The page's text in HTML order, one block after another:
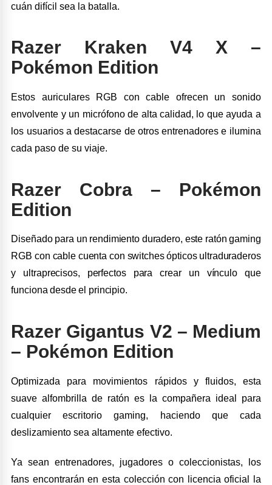
cuán difícil sea la batalla.
Razer Kraken V4 X –
Pokémon Edition
Estos auriculares RGB con cable ofrecen un sonido
envolvente y un micrófono de alta calidad, lo que ayuda a
los usuarios a destacarse de otros entrenadores e ilumina
cada paso de su viaje.
Razer Cobra – Pokémon
Edition
Diseñado para un rendimiento duradero, este ratón gaming
RGB con cable cuenta con switches ópticos ultraduraderos
y ultraprecisos, perfectos para crear un vínculo que
funciona desde el principio.
Razer Gigantus V2 – Medium
– Pokémon Edition
Optimizada para movimientos rápidos y fluidos, esta
suave alfombrilla de ratón es la compañera ideal para
cualquier escritorio gaming, haciendo que cada
deslizamiento sea altamente efectivo.
Ya sean entrenadores, jugadores o coleccionistas, los
fans encontrarán en esta colección con licencia oficial la